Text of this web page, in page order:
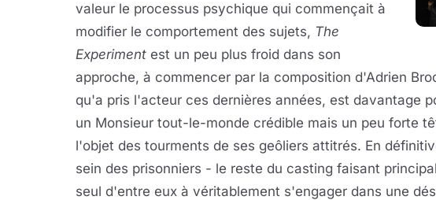
valeur le processus psychique qui commençait à
modifier le comportement des sujets, The
Experiment est un peu plus froid dans son
approche, à commencer par la composition d'Adrien
qu'a pris l'acteur ces dernières années, est davantage
un Monsieur tout-le-monde crédible mais un peu forte
l'objet des tourments de ses geôliers attitrés. En
sein des prisonniers - le reste du casting faisant
seul d'entre eux à véritablement s'engager dans une